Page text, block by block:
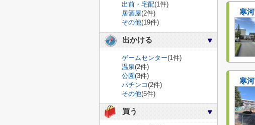
寒
寒
出前・宅配(1件)
居酒屋(2件)
その他(19件)
出かける
ゲームセンター(1件)
温泉(2件)
公園(3件)
パチンコ(2件)
その他(5件)
買う